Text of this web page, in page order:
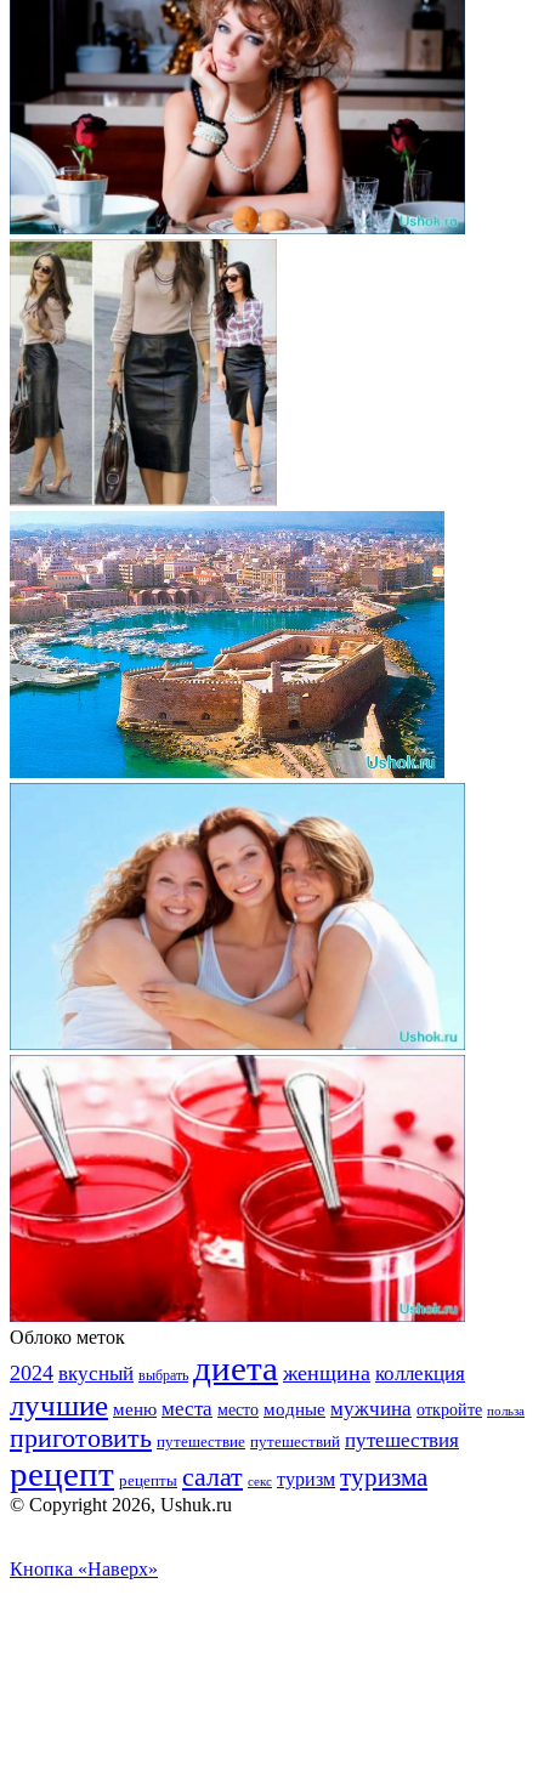
Облоко меток
2024 вкусный выбрать диета женщина коллекция
лучшие меню места место модные мужчина откройте польза
приготовить путешествие путешествий путешествия
рецепт рецепты салат секс туризм туризма
© Copyright 2026, Ushuk.ru
Кнопка «Наверх»